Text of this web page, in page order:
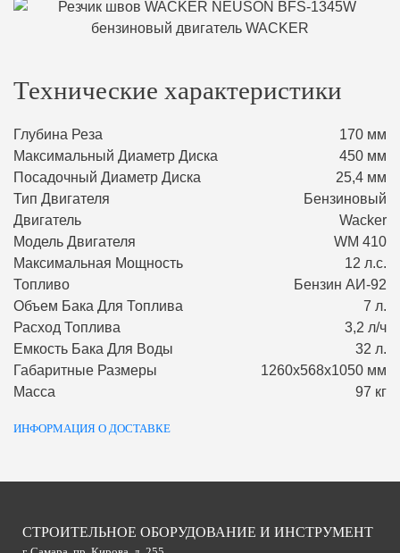
Технические характеристики
Глубина Реза
170 мм
Максимальный Диаметр Диска
450 мм
Посадочный Диаметр Диска
25,4 мм
Тип Двигателя
Бензиновый
Двигатель
Wacker
Модель Двигателя
WM 410
Максимальная Мощность
12 л.с.
Топливо
Бензин АИ-92
Объем Бака Для Топлива
7 л.
Расход Топлива
3,2 л/ч
Емкость Бака Для Воды
32 л.
Габаритные Размеры
1260х568х1050 мм
Масса
97 кг
ИНФОРМАЦИЯ О ДОСТАВКЕ
СТРОИТЕЛЬНОЕ ОБОРУДОВАНИЕ И ИНСТРУМЕНТ